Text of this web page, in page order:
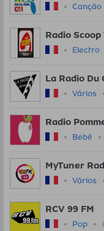
Canção
Radio
Electro
La Radio Du
Vários
Radio
Bebê
MyTuner
Vários
RCV 99 FM
Pop